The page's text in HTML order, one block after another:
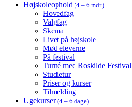
Højskoleophold (4 – 6 mdr.)
Hovedfag
Valgfag
Skema
Livet på højskole
Mød eleverne
På festival
Turné med Roskilde Festival
Studietur
Priser og kurser
Tilmelding
Ugekurser (4 – 6 dage)